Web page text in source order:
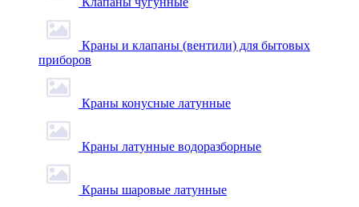
Краны и клапаны (вентили) для бытовых
приборов
Краны конусные латунные
Краны латунные водоразборные
Краны шаровые латунные